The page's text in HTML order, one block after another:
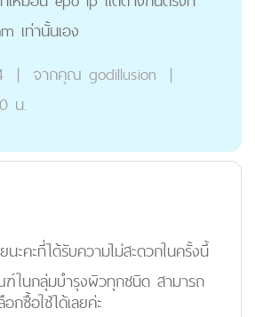
เท่านั้นเอง
| จากคุณ godillusion |
น.
ะคะที่ได้รับความไม่สะดวกในครั้งนี้
ในกลุ่มบำรุงผิวทุกชนิด สามารถ
อกซื้อใช้ได้เลยค่ะ